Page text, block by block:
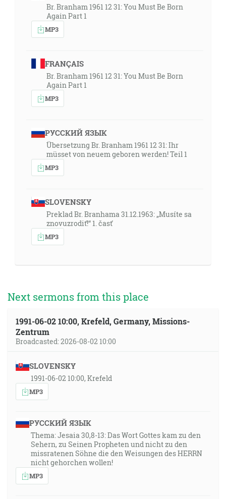
Br. Branham 1961 12 31: You Must Be Born
Again Part 1
MP3
FRANÇAIS
Br. Branham 1961 12 31: You Must Be Born
Again Part 1
MP3
РУССКИЙ ЯЗЫК
Übersetzung Br. Branham 1961 12 31: Ihr
müsset von neuem geboren werden! Teil 1
MP3
SLOVENSKY
Preklad Br. Branhama 31.12.1963: „Musíte sa
znovuzrodiť!“ 1. časť
MP3
Next sermons from this place
1991-06-02 10:00, Krefeld, Germany, Missions-
Zentrum
Broadcasted: 2026-08-02 10:00
SLOVENSKY
1991-06-02 10:00, Krefeld
MP3
РУССКИЙ ЯЗЫК
Thema: Jesaia 30,8-13: Das Wort Gottes kam zu den
Sehern, zu Seinen Propheten und nicht zu den
missratenen Söhne die den Weisungen des HERRN
nicht gehorchen wollen!
MP3